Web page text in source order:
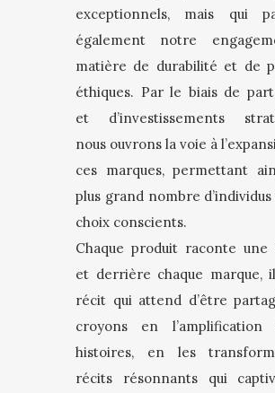
exceptionnels, mais qui
également notre
matière de durabilité et de
éthiques. Par le biais de
et d’investissements
nous ouvrons la voie à
ces marques, permettant
plus grand nombre
choix conscients.
Chaque produit raconte une
et derrière chaque marque,
récit qui attend d’être
croyons en
histoires, en les
récits résonnants qui